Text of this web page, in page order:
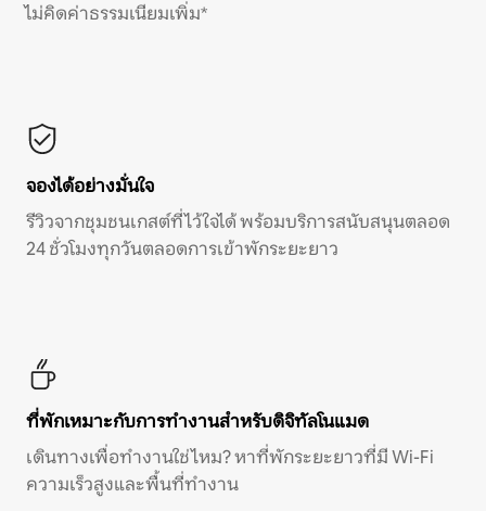
ไม่คิดค่าธรรมเนียมเพิ่ม*
จองได้อย่างมั่นใจ
รีวิวจากชุมชนเกสต์ที่ไว้ใจได้ พร้อมบริการสนับสนุนตลอด
24 ชั่วโมงทุกวันตลอดการเข้าพักระยะยาว
ที่พักเหมาะกับการทำงานสำหรับดิจิทัลโนแมด
เดินทางเพื่อทำงานใช่ไหม? หาที่พักระยะยาวที่มี Wi-Fi
ความเร็วสูงและพื้นที่ทำงาน